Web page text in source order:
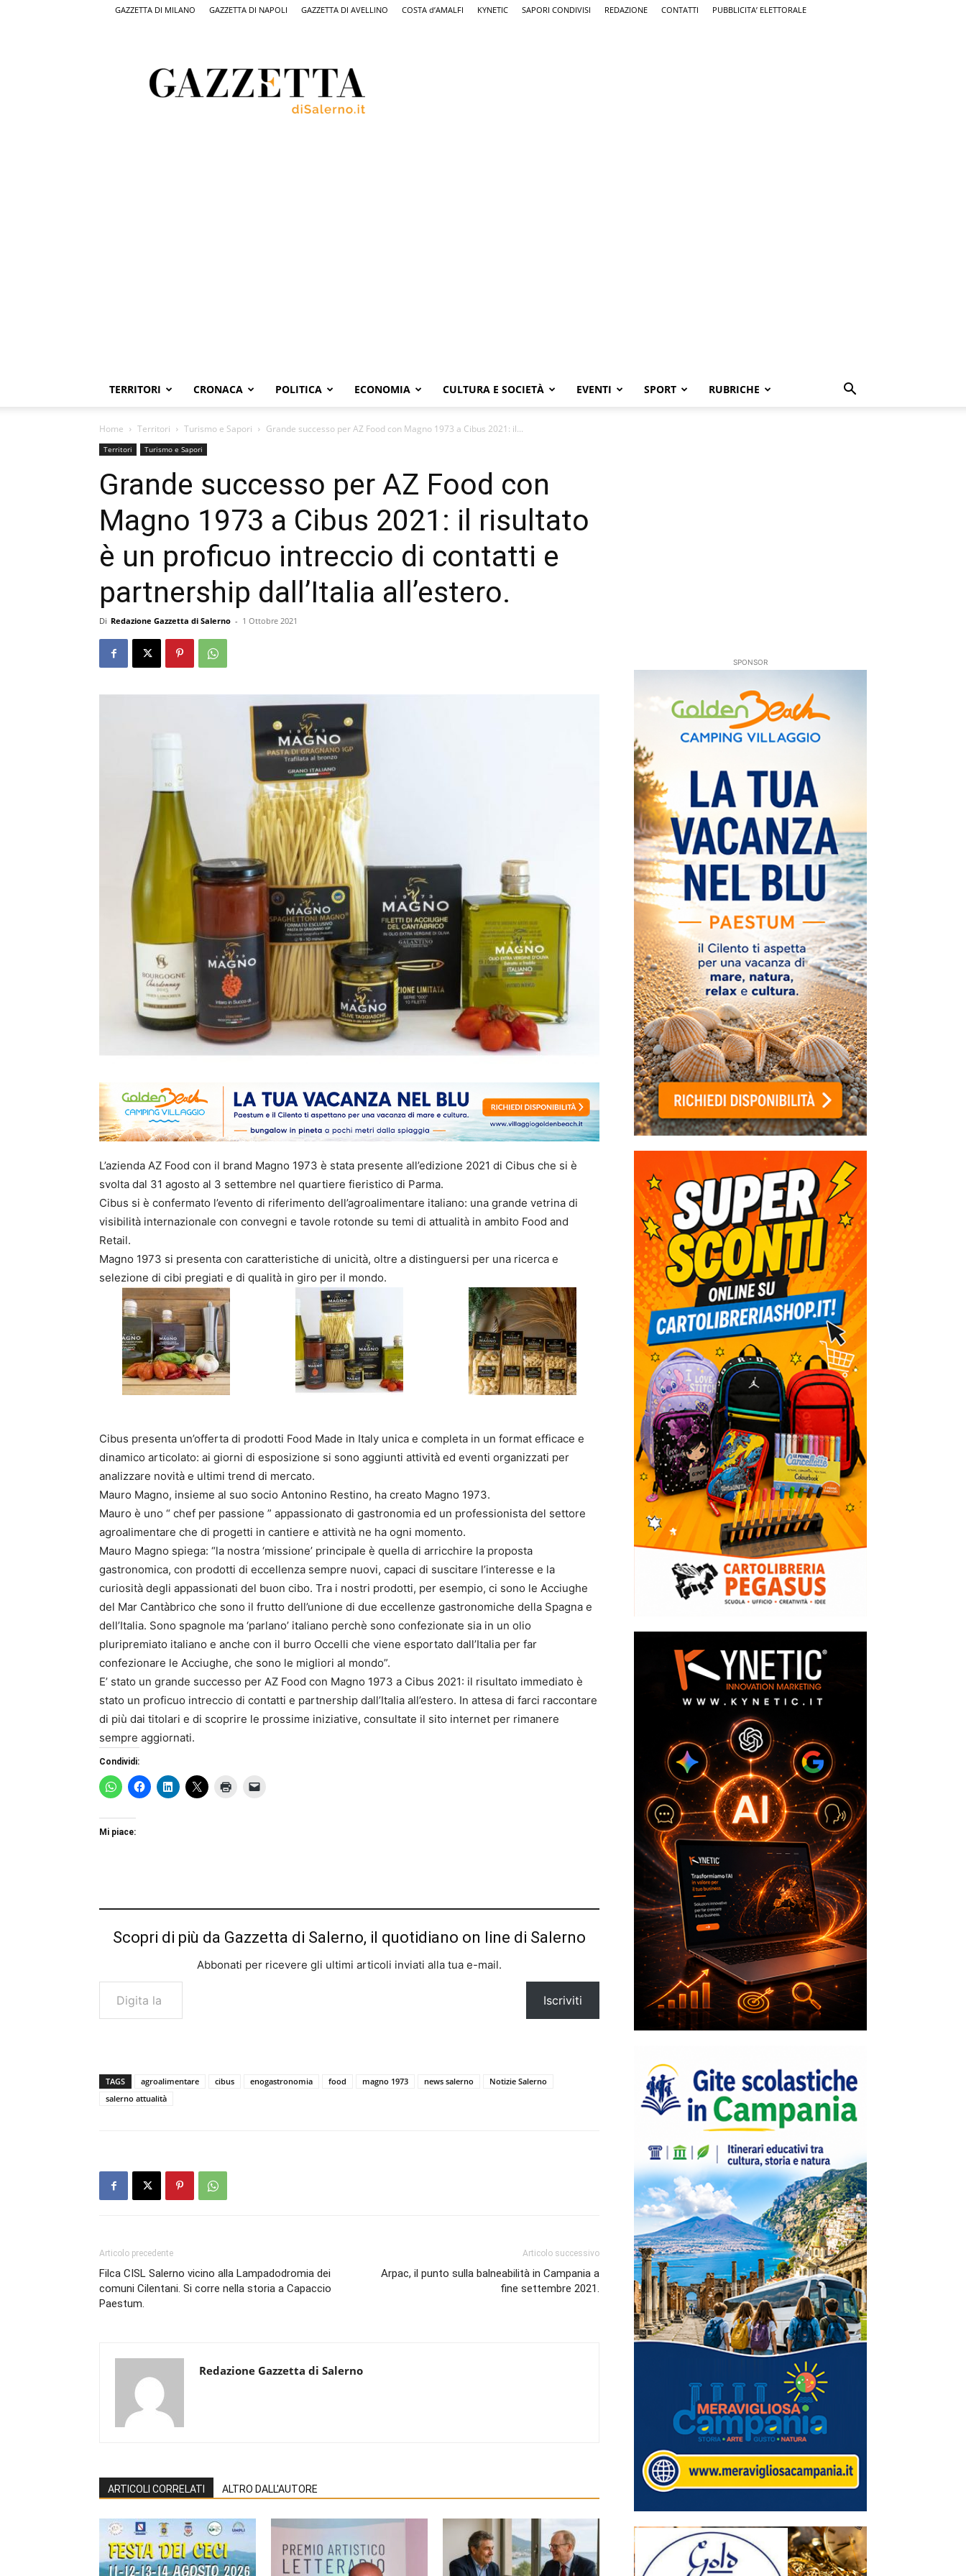
GAZZETTA DI MILANO GAZZETTA DI NAPOLI GAZZETTA DI AVELLINO COSTA d’AMALFI KYNETIC SAPORI CONDIVISI REDAZIONE CONTATTI PUBBLICITA’ ELETTORALE
Salerno,
il
quotidiano
TERRITORI CRONACA POLITICA ECONOMIA CULTURA E SOCIETÀ EVENTI SPORT RUBRICHE
Home Territori Turismo e Sapori Grande successo per AZ Food con Magno 1973 a Cibus 2021: il...
Territori Turismo e Sapori
Grande successo per AZ Food con
Magno 1973 a Cibus 2021: il risultato
è un proficuo intreccio di contatti e
partnership dall’Italia all’estero.
Di Redazione Gazzetta di Salerno - 1 Ottobre 2021
L’azienda AZ Food con il brand Magno 1973 è stata presente all’edizione 2021 di Cibus che si è
svolta dal 31 agosto al 3 settembre nel quartiere fieristico di Parma.
Cibus si è confermato l’evento di riferimento dell’agroalimentare italiano: una grande vetrina di
visibilità internazionale con convegni e tavole rotonde su temi di attualità in ambito Food and
Retail.
Magno 1973 si presenta con caratteristiche di unicità, oltre a distinguersi per una ricerca e
selezione di cibi pregiati e di qualità in giro per il mondo.
Cibus presenta un’offerta di prodotti Food Made in Italy unica e completa in un format efficace e
dinamico articolato: ai giorni di esposizione si sono aggiunti attività ed eventi organizzati per
analizzare novità e ultimi trend di mercato.
Mauro Magno, insieme al suo socio Antonino Restino, ha creato Magno 1973.
Mauro è uno “ chef per passione ” appassionato di gastronomia ed un professionista del settore
agroalimentare che di progetti in cantiere e attività ne ha ogni momento.
Mauro Magno spiega: “la nostra ‘missione’ principale è quella di arricchire la proposta
gastronomica, con prodotti di eccellenza sempre nuovi, capaci di suscitare l’interesse e la
curiosità degli appassionati del buon cibo. Tra i nostri prodotti, per esempio, ci sono le Acciughe
del Mar Cantàbrico che sono il frutto dell’unione di due eccellenze gastronomiche della Spagna e
dell’Italia. Sono spagnole ma ‘parlano’ italiano perchè sono confezionate sia in un olio
pluripremiato italiano e anche con il burro Occelli che viene esportato dall’Italia per far
confezionare le Acciughe, che sono le migliori al mondo”.
E’ stato un grande successo per AZ Food con Magno 1973 a Cibus 2021: il risultato immediato è
stato un proficuo intreccio di contatti e partnership dall’Italia all’estero. In attesa di farci raccontare
di più dai titolari e di scoprire le prossime iniziative, consultate il sito internet per rimanere
sempre aggiornati.
Condividi:
Mi piace:
Scopri di più da Gazzetta di Salerno, il quotidiano on line di Salerno
Abbonati per ricevere gli ultimi articoli inviati alla tua e-mail.
Digita la tua e-mail...
Iscriviti
TAGS agroalimentare cibus enogastronomia food magno 1973 news salerno
Notizie Salerno
salerno attualità
Articolo precedente
Filca CISL Salerno vicino alla Lampadodromia dei
comuni Cilentani. Si corre nella storia a Capaccio
Paestum.
Articolo successivo
Arpac, il punto sulla balneabilità in Campania a
fine settembre 2021.
Redazione Gazzetta di Salerno
ARTICOLI CORRELATI ALTRO DALL'AUTORE
SPONSOR